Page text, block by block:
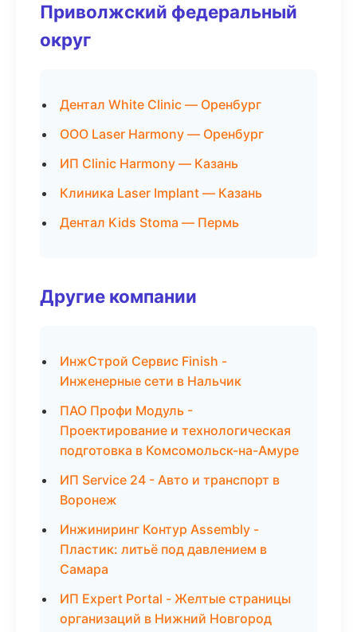
Приволжский федеральный
округ
Дентал White Clinic — Оренбург
ООО Laser Harmony — Оренбург
ИП Clinic Harmony — Казань
Клиника Laser Implant — Казань
Дентал Kids Stoma — Пермь
Другие компании
ИнжСтрой Сервис Finish -
Инженерные сети в Нальчик
ПАО Профи Модуль -
Проектирование и технологическая
подготовка в Комсомольск-на-Амуре
ИП Service 24 - Авто и транспорт в
Воронеж
Инжиниринг Контур Assembly -
Пластик: литьё под давлением в
Самара
ИП Expert Portal - Желтые страницы
организаций в Нижний Новгород